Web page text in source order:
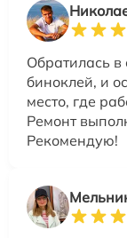
Обратилась
биноклей, и
место, где
Ремонт
Рекомендую!